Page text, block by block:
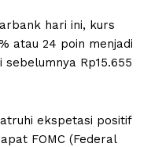
hari ini, kurs
atau 24 poin menjadi
sebelumnya Rp15.655
ekspetasi positif
FOMC (Federal